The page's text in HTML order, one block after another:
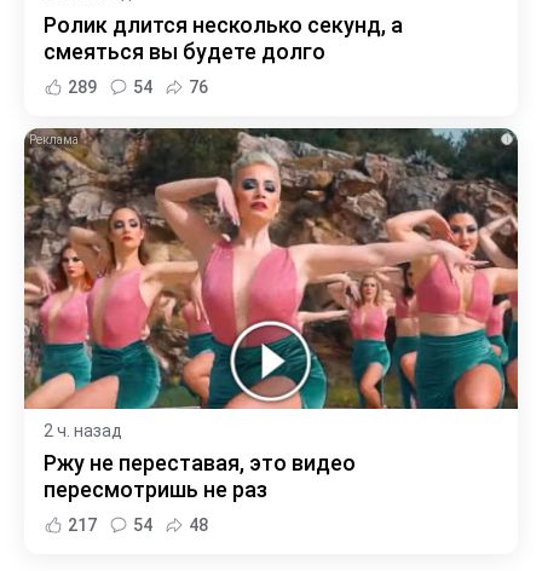
Ролик длится несколько секунд, а
смеяться вы будете долго
289 54 76
i
2 ч. назад
Ржу не переставая, это видео
пересмотришь не раз
217 54 48